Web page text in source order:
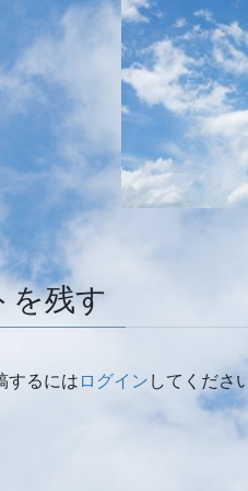
を残す
するには ログイン してくださ